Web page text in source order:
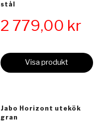
stål
2 779,00 kr
Visa produkt
Jabo Horizont utekök
gran